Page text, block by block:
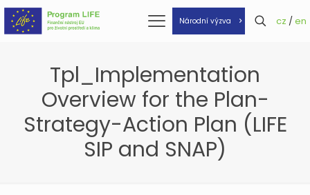
Národní výzva cz / en
Tpl_Implementation
Overview for the Plan-
Strategy-Action Plan (LIFE
SIP and SNAP)